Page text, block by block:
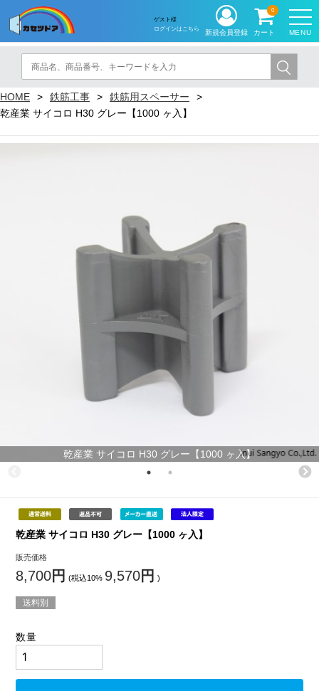
MENU
ゲスト様
ログインはこちら
新規会員登録 カート
0
HOME 鉄筋工事
鉄筋用スペーサー
乾産業 サイコロ H30 グレー【1000 ヶ入】
乾産業 サイコロ H30 グレー【1000 ヶ入】
乾産業 サイコロ H30 グレー【1000 ヶ入】
販売価格
8,700円 (税込10% 9,570円 )
送料別
数量